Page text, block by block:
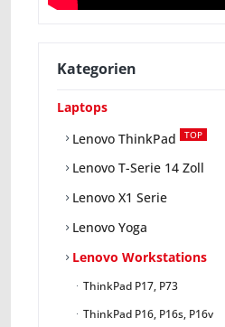
Kategorien
Laptops
Lenovo ThinkPad
TOP
Lenovo T-Serie 14 Zoll
Lenovo X1 Serie
Lenovo Yoga
Lenovo Workstations
ThinkPad P17, P73
ThinkPad P16, P16s, P16v